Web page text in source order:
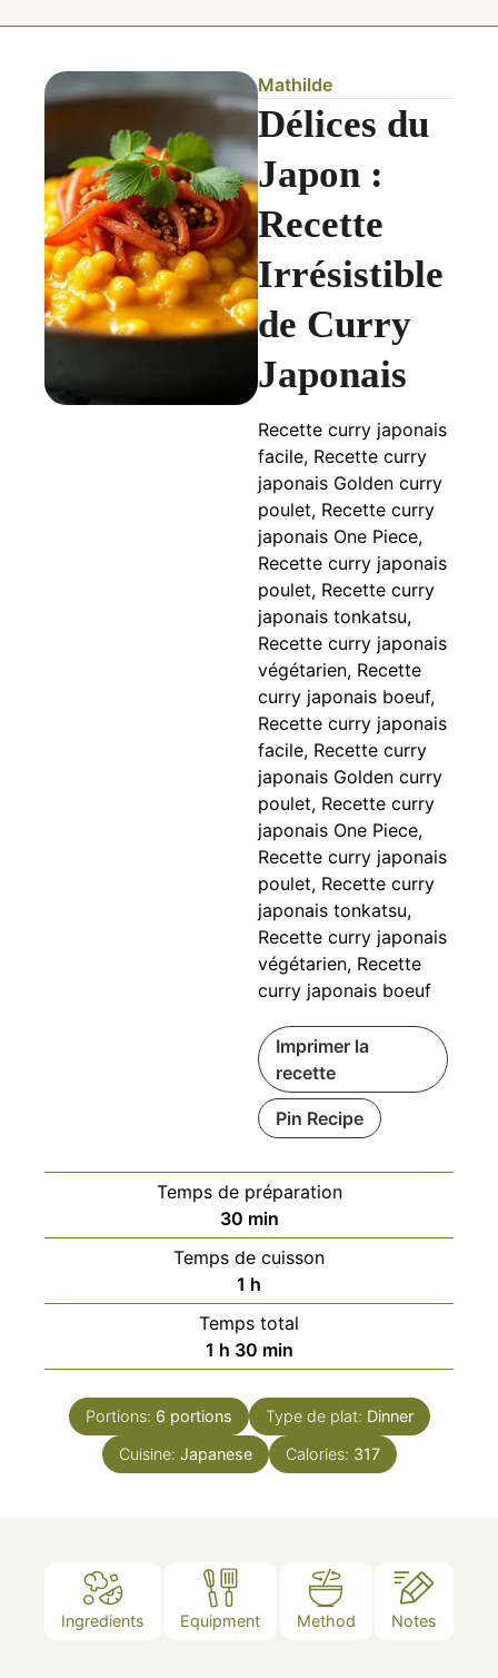
Mathilde
Délices du
Japon :
Recette
Irrésistible
de Curry
Japonais
Recette curry japonais
facile, Recette curry
japonais Golden curry
poulet, Recette curry
japonais One Piece,
Recette curry japonais
poulet, Recette curry
japonais tonkatsu,
Recette curry japonais
végétarien, Recette
curry japonais boeuf,
Recette curry japonais
facile, Recette curry
japonais Golden curry
poulet, Recette curry
japonais One Piece,
Recette curry japonais
poulet, Recette curry
japonais tonkatsu,
Recette curry japonais
végétarien, Recette
curry japonais boeuf
Imprimer la
recette
Pin Recipe
Temps de préparation
30minutes
min
Temps de cuisson
1 heure
h
Temps total
1 heure
h 30minutes
min
Portions: 6 portions Type de plat: Dinner
Cuisine: Japanese Calories: 317
Ingredients Equipment Method Notes